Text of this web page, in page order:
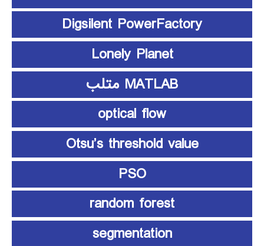
Digsilent PowerFactory
Lonely Planet
MATLAB متلب
optical flow
Otsu’s threshold value
PSO
random forest
segmentation